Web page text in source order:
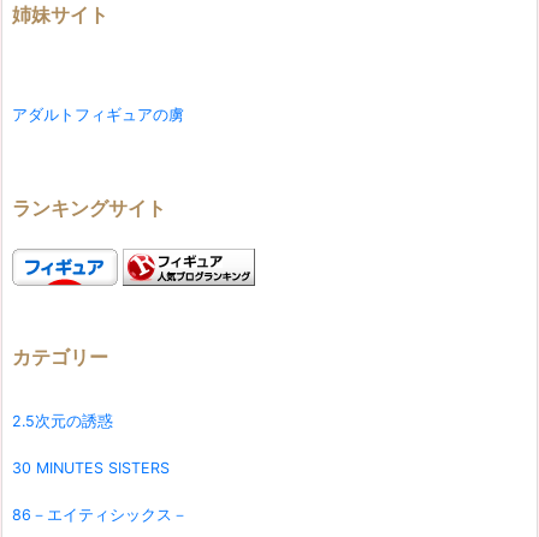
姉妹サイト
アダルトフィギュアの虜
ランキングサイト
カテゴリー
2.5次元の誘惑
30 MINUTES SISTERS
86－エイティシックス－